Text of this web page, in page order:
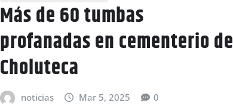
Más de 60 tumbas
profanadas en cementerio de
Choluteca
noticias Mar 5, 2025 0